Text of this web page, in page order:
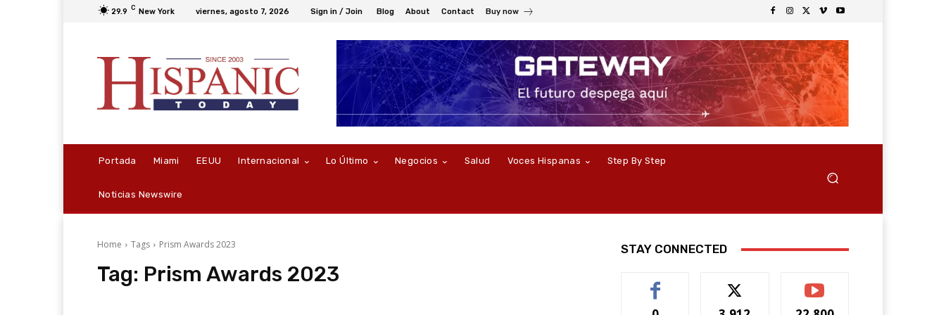
29.9 C New York viernes, agosto 7, 2026 Sign in / Join Blog About Contact Buy now
Portada Miami EEUU Internacional Lo Último Negocios Salud Voces Hispanas Step By Step
Noticias Newswire
Home Tags Prism Awards 2023
Tag: Prism Awards 2023
STAY CONNECTED